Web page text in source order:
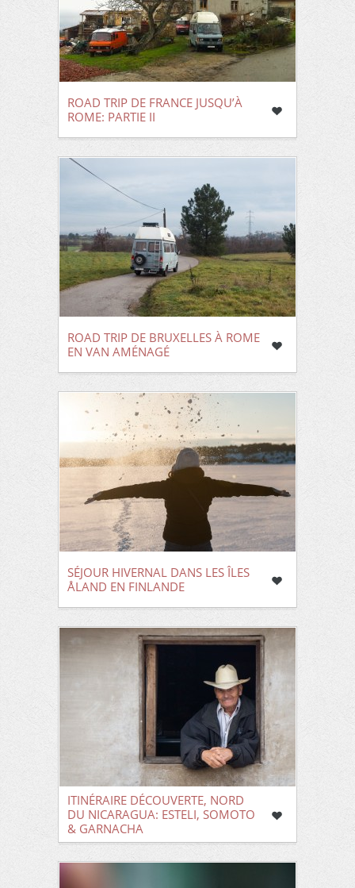
ROAD TRIP DE FRANCE JUSQU’À
ROME: PARTIE II
ROAD TRIP DE BRUXELLES À ROME
EN VAN AMÉNAGÉ
SÉJOUR HIVERNAL DANS LES ÎLES
ÅLAND EN FINLANDE
ITINÉRAIRE DÉCOUVERTE, NORD
DU NICARAGUA: ESTELI, SOMOTO
& GARNACHA